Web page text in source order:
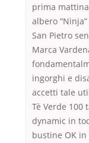
prima
albero
San Pietro
Marca
ingorghi e
accetti tale
Tè Verde 100
dynamic in
bustine OK